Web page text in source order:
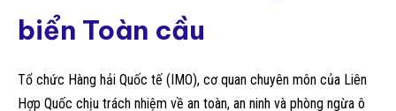
biển Toàn cầu
Tổ chức Hàng hải Quốc tế (IMO), cơ quan chuyên môn của Liên
Hợp Quốc chịu trách nhiệm về an toàn, an ninh và phòng ngừa ô